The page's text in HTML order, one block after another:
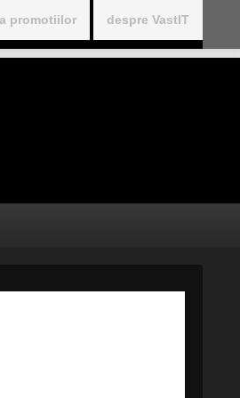
promotiilor despre VastIT